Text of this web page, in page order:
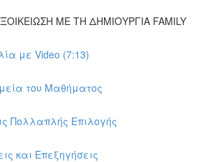
ΜΕ ΤΗ ΔΗΜΙΟΥΡΓΙΑ FAMILY
με Video (7:13)
του Μαθήματος
Πολλαπλής Επιλογής
και Επεξηγήσεις